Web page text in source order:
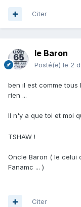
Citer
le Baron
Posté(e) le 2
ben il est comme
rien ...
Il n'y a que toi et moi
TSHAW !
Oncle Baron ( le celui
Fanamc ... )
Citer